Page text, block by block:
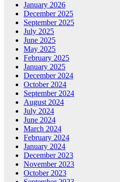
January 2026
December 2025
September 2025
July 2025
June 2025
May 2025
February 2025
January 2025
December 2024
October 2024
September 2024
August 2024
July 2024
June 2024
March 2024
February 2024
January 2024
December 2023
November 2023
October 2023